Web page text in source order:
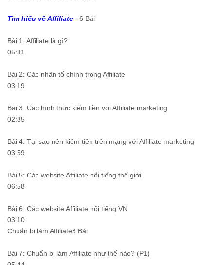
Tìm hiểu về Affiliate - 6 Bài
Bài 1: Affiliate là gì?
05:31
Bài 2: Các nhân tố chính trong Affiliate
03:19
Bài 3: Các hình thức kiếm tiền với Affiliate marketing
02:35
Bài 4: Tại sao nên kiếm tiền trên mạng với Affiliate marketing
03:59
Bài 5: Các website Affiliate nổi tiếng thế giới
06:58
Bài 6: Các website Affiliate nổi tiếng VN
03:10
Chuẩn bị làm Affiliate3 Bài
Bài 7: Chuẩn bị làm Affiliate như thế nào? (P1)